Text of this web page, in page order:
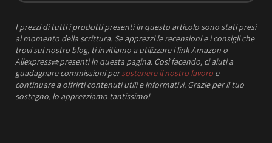
I prezzidi tutti i prodotti presenti in questo articolo sono stati presi
al momento della scrittura. Se apprezzi le recensioni e i consigli che
trovi sul nostro blog, ti invitiamo a utilizzare i link Amazon o
Aliexpress🧺presenti in questa pagina. Così facendo, ci aiuti a
guadagnare commissioni persostenere il nostro lavoro e
continuare a offrirti contenuti utili e informativi. Grazie per il tuo
sostegno, lo apprezziamo tantissimo!